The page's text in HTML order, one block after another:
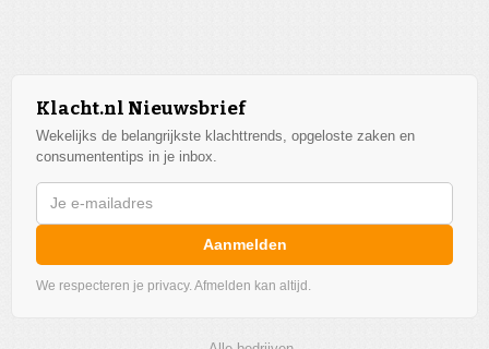
Klacht.nl Nieuwsbrief
Wekelijks de belangrijkste klachttrends, opgeloste zaken en
consumententips in je inbox.
Aanmelden
We respecteren je privacy. Afmelden kan altijd.